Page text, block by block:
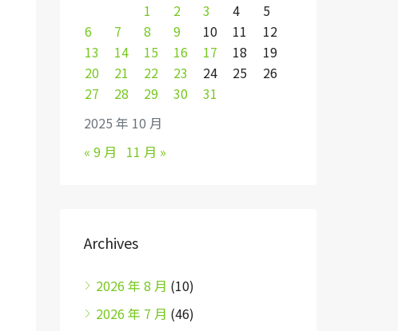
2025 年 10 月
1
2 3 4
5
6
7 8 9 10 11
12
13
14 15 16 17 18
19
20
21 22 23 24 25
26
27
28 29 30 31
« 9 月 11 月 »
Archives
2026 年 8 月 (10)
2026 年 7 月 (46)